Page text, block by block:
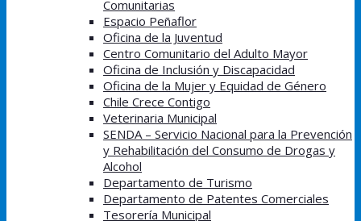
Comunitarias
Espacio Peñaflor
Oficina de la Juventud
Centro Comunitario del Adulto Mayor
Oficina de Inclusión y Discapacidad
Oficina de la Mujer y Equidad de Género
Chile Crece Contigo
Veterinaria Municipal
SENDA – Servicio Nacional para la Prevención
y Rehabilitación del Consumo de Drogas y
Alcohol
Departamento de Turismo
Departamento de Patentes Comerciales
Tesorería Municipal